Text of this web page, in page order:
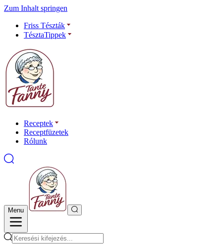
Zum Inhalt springen
Friss Tészták
TésztaTippek
Receptek
Receptfüzetek
Rólunk
Menu